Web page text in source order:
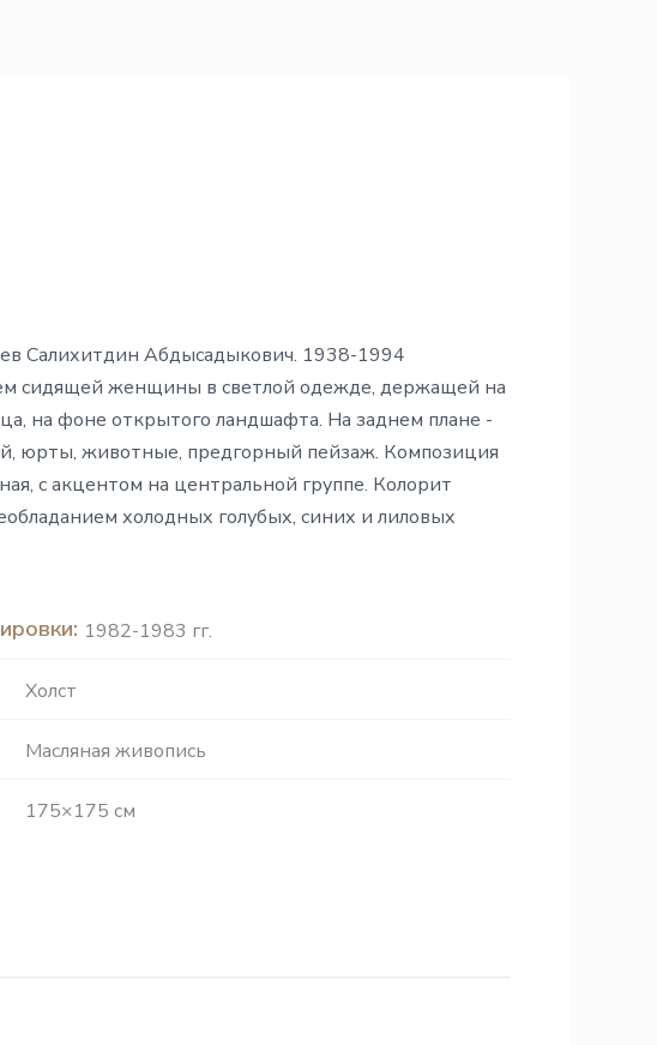
Салихитдин Абдысадыкович. 1938-1994
сидящей женщины в светлой одежде, держащей на
на фоне открытого ландшафта. На заднем плане -
юрты, животные, предгорный пейзаж. Композиция
с акцентом на центральной группе. Колорит
холодных голубых, синих и лиловых
1982-1983 гг.
Холст
Масляная живопись
175×175 см